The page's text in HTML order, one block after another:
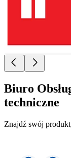
Biuro
techniczne
Znajdź swój